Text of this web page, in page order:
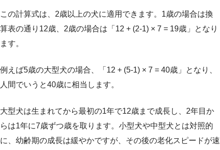
この計算式は、2歳以上の犬に適用できます。1歳の場合は換
算表の通り12歳、2歳の場合は「12 + (2-1) × 7 = 19歳」となり
ます。
例えば5歳の大型犬の場合、「12 + (5-1) × 7 = 40歳」となり、
人間でいうと40歳に相当します。
大型犬は生まれてから最初の1年で12歳まで成長し、2年目か
らは1年に7歳ずつ歳を取ります。小型犬や中型犬とは対照的
に、幼齢期の成長は緩やかですが、その後の老化スピードが速